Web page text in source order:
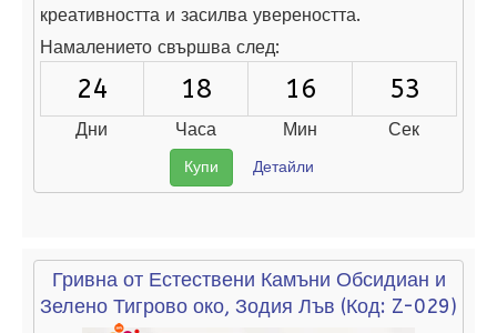
креативността и засилва увереността.
Намалението свършва след:
24 18 16 52
Дни Часа Мин Сек
Купи Детайли
Гривна от Естествени Камъни Обсидиан и
Зелено Тигрово око, Зодия Лъв (Код: Z-029)